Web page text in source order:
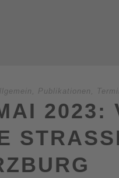
, Publikationen ,
2023: